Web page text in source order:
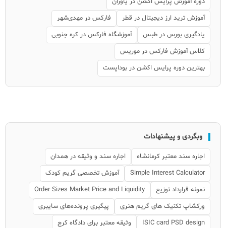
آموزش ترید ارز دیجیتال در قطر
فارکس در مهدی‌شهر
یادگیری بورس در طبس
آموزشگاه فارکس در کره جنوبی
کلاس آموزش فارکس در موریس
بهترین دوره پرایس اکشن در بوداپست
وبگردی و پیشنهادات
اجاره سند معتبر کرمانشاه
اجاره سند و وثیقه در همدان
Simple Interest Calculator
آموزش تخصصی گریم کودک
نمونه قرارداد توزیع
Order Sizes Market Price and Liquidity
ورکشاپ تکنیک های گریم هنری
پیگیری پرونده‌های سایبری
ISIC card PSD design
وثیقه معتبر برای دادگاه کرج